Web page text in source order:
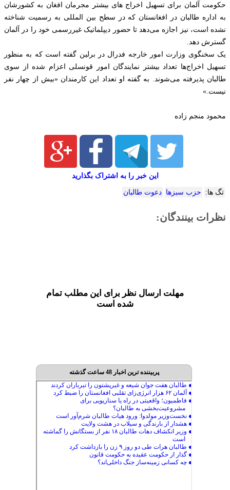
حکومت آلمان برای تسهیل اخراج های بیشتر مجرمان افغان به کشورشان
به اداره طالبان در افغانستان که در سطح بین المللی به رسمیت شناخته
نشده است، نیز اجازه می‌دهد تا حضور دیپلماتیک غیررسمی خود را در آلمان
گسترش دهد.
یک سخنگوی وزارت امور خارجه فدرال در برلین گفته است که به منظور
تسهیل اخراج‌ها تعداد بیشتر نمایندگان امور قونسلی اعزام شده از سوی
طالبان پذیرفته می‌شوند. به گفته او تعداد این کارمندان «بیش از چهار نفر
نیست.»
محمود منجم زاده
این خبر را به اشتراک بگذارید
تگ ها: حزب سبزها دعوت طالبان
نظرات بینندگان:
مهلت ارسال نظر برای این مطلب تمام
شده است
پربیننده ترین اخبار 48 ساعت گذشته